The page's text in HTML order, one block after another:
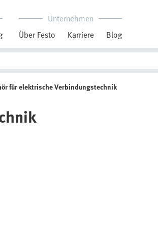
Unternehmen
Über Festo
Karriere Blog
für elektrische Verbindungstechnik